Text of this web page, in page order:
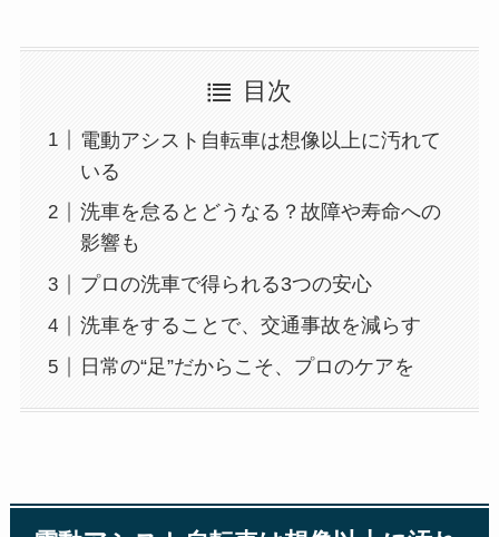
目次
電動アシスト自転車は想像以上に汚れて
いる
洗車を怠るとどうなる？故障や寿命への
影響も
プロの洗車で得られる3つの安心
洗車をすることで、交通事故を減らす
日常の“足”だからこそ、プロのケアを